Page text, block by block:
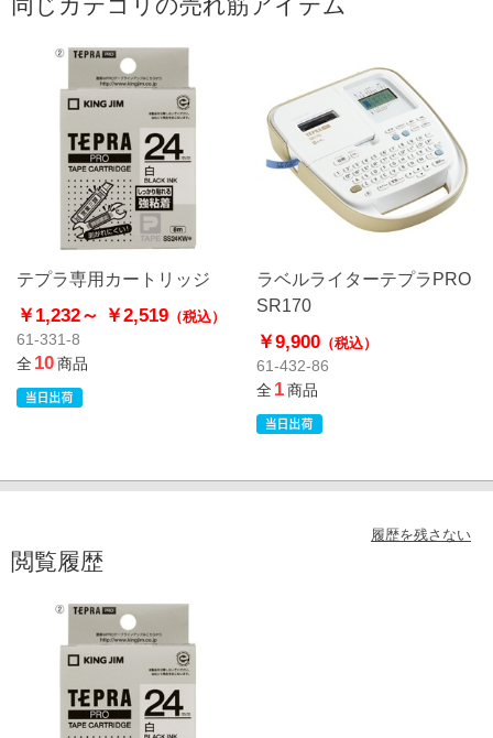
同じカテゴリの売れ筋アイテム
テプラ専用カートリッジ
￥1,232～ ￥2,519 （税込）
61-331-8
全10商品
ラベルライターテプラPRO
SR170
￥9,900（税込）
61-432-86
全1商品
履歴を残さない
閲覧履歴